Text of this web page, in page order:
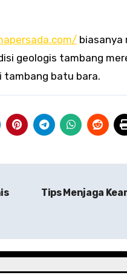
biasanya
geologis tambang
batu bara.
Tips Menjaga